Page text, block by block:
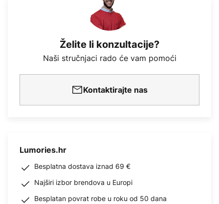
Želite li konzultacije?
Naši stručnjaci rado će vam pomoći
Kontaktirajte nas
Lumories.hr
Besplatna dostava iznad 69 €
Najširi izbor brendova u Europi
Besplatan povrat robe u roku od 50 dana